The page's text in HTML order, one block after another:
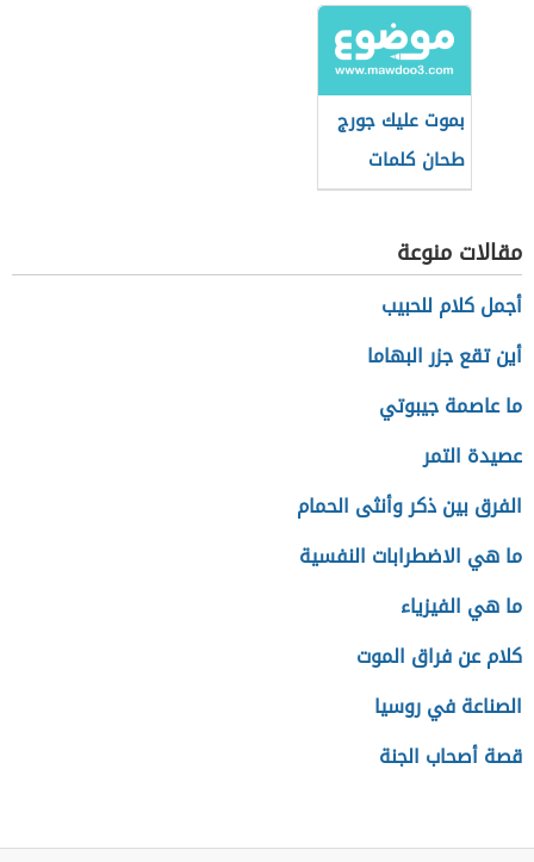
بموت عليك جورج
طحان كلمات
مقالات منوعة
أجمل كلام للحبيب
أين تقع جزر البهاما
ما عاصمة جيبوتي
عصيدة التمر
الفرق بين ذكر وأنثى الحمام
ما هي الاضطرابات النفسية
ما هي الفيزياء
كلام عن فراق الموت
الصناعة في روسيا
قصة أصحاب الجنة